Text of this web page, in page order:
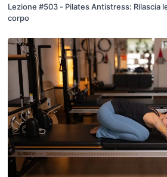
Lezione #503 - Pilates Antistress: Rilascia
corpo